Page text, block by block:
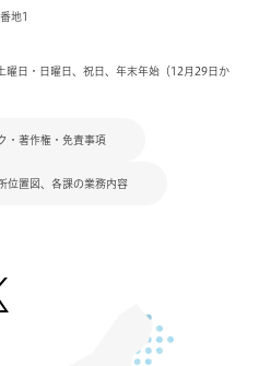
地1
曜日・日曜日、祝日、年末年始（12月29日か
・著作権・免責事項
位置図、各課の業務内容